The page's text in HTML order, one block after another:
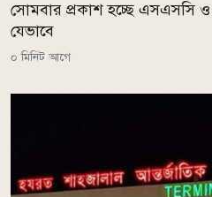
সোমবার প্রকাশ হচ্ছে এসএসসি
যেভাবে
০ মিনিট আগে